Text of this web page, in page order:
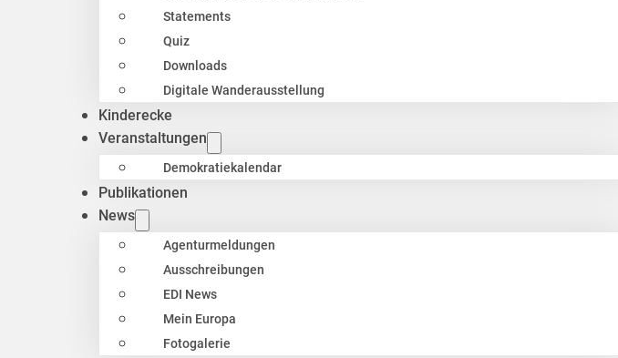
Statements
Quiz
Downloads
Digitale Wanderausstellung
Kinderecke
Veranstaltungen
Demokratiekalendar
Publikationen
News
Agenturmeldungen
Ausschreibungen
EDI News
Mein Europa
Fotogalerie